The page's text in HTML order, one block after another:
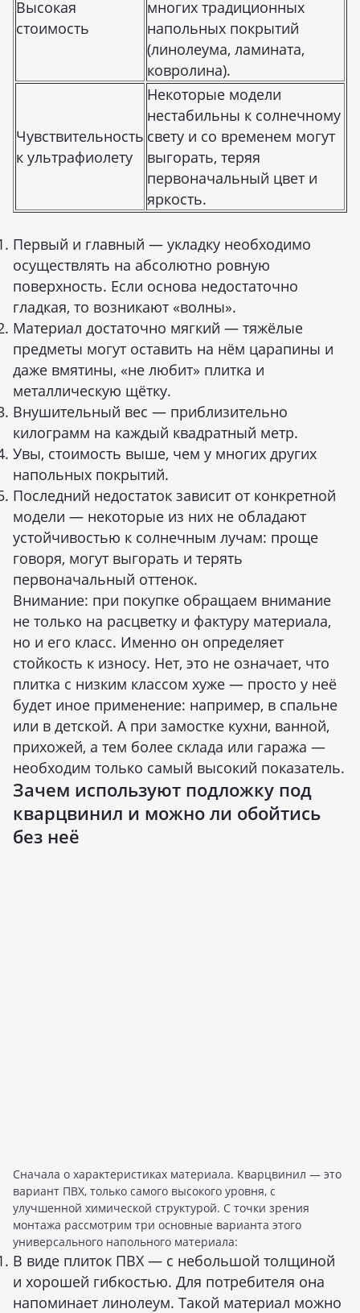
Высокая
стоимость
многих традиционных
напольных покрытий
(линолеума, ламината,
ковролина).
Чувствительность
к ультрафиолету
Некоторые модели
нестабильны к солнечному
свету и со временем могут
выгорать, теряя
первоначальный цвет и
яркость.
Первый и главный — укладку необходимо
осуществлять на абсолютно ровную
поверхность. Если основа недостаточно
гладкая, то возникают «волны».
Материал достаточно мягкий — тяжёлые
предметы могут оставить на нём царапины и
даже вмятины, «не любит» плитка и
металлическую щётку.
Внушительный вес — приблизительно
килограмм на каждый квадратный метр.
Увы, стоимость выше, чем у многих других
напольных покрытий.
Последний недостаток зависит от конкретной
модели — некоторые из них не обладают
устойчивостью к солнечным лучам: проще
говоря, могут выгорать и терять
первоначальный оттенок.
Внимание: при покупке обращаем внимание
не только на расцветку и фактуру материала,
но и его класс. Именно он определяет
стойкость к износу. Нет, это не означает, что
плитка с низким классом хуже — просто у неё
будет иное применение: например, в спальне
или в детской. А при замостке кухни, ванной,
прихожей, а тем более склада или гаража —
необходим только самый высокий показатель.
Зачем используют подложку под
кварцвинил и можно ли обойтись
без неё
Сначала о характеристиках материала. Кварцвинил — это
вариант ПВХ, только самого высокого уровня, с
улучшенной химической структурой. С точки зрения
монтажа рассмотрим три основные варианта этого
универсального напольного материала:
В виде плиток ПВХ — с небольшой толщиной
и хорошей гибкостью. Для потребителя она
напоминает линолеум. Такой материал можно